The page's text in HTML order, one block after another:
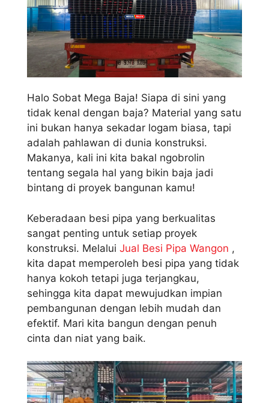
Halo Sobat Mega Baja! Siapa di sini yang
tidak kenal dengan baja? Material yang satu
ini bukan hanya sekadar logam biasa, tapi
adalah pahlawan di dunia konstruksi.
Makanya, kali ini kita bakal ngobrolin
tentang segala hal yang bikin baja jadi
bintang di proyek bangunan kamu!
Keberadaan besi pipa yang berkualitas
sangat penting untuk setiap proyek
konstruksi. Melalui Jual Besi Pipa Wangon ,
kita dapat memperoleh besi pipa yang tidak
hanya kokoh tetapi juga terjangkau,
sehingga kita dapat mewujudkan impian
pembangunan dengan lebih mudah dan
efektif. Mari kita bangun dengan penuh
cinta dan niat yang baik.